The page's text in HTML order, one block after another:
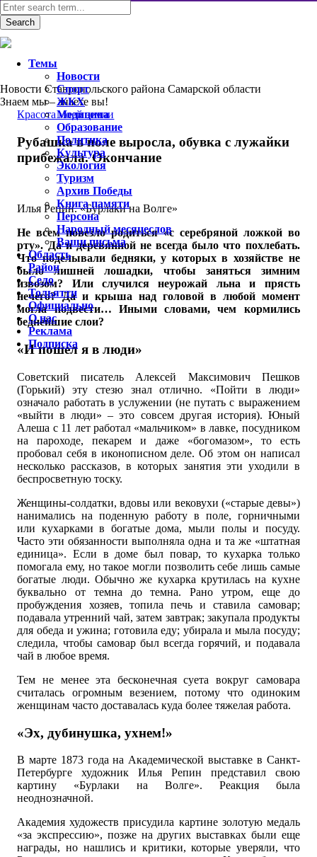
Новости Ставропольского района Самарской области
Знаем мы – знаете вы!
Красота моей земли
Рубашка в поле выросла, обувка с лужайки
прибежала. Окончание
Илья Репин. «Бурлаки на Волге»
Не всем повезло родиться «с серебряной ложкой во
рту». Да и деревянной не всегда было что похлебать.
Что поделывали бедняки, у которых в хозяйстве не
было лишней лошадки, чтобы заняться зимним
извозом? Или случился неурожай льна и прясть
нечего? Да и крыша над головой в любой момент
могла подвести… Иными словами, чем кормились
беднейшие слои?
«И пошел я в люди»
Советский писатель Алексей Максимович Пешков
(Горький) эту стезю знал отлично. «Пойти в люди»
означало работать в услужении (не путать с выражением
«выйти в люди» – это совсем другая история). Юный
Алеша с 11 лет работал «мальчиком» в лавке, посудником
на пароходе, пекарем и даже «богомазом», то есть
пробовал себя в иконописном деле. Об этом он написал
несколько рассказов, в которых занятия эти уходили в
беспросветную тоску.
Женщины-солдатки, вдовы или вековухи («старые девы»)
нанимались на поденную работу в поле, горничными
или кухарками в богатые дома, мыли полы и посуду.
Часто эти обязанности выполняла одна и та же «штатная
единица». Если в доме был повар, то кухарка только
помогала ему, но такое могли позволить себе лишь самые
богатые люди. Обычно же кухарка крутилась на кухне
буквально от темна до темна. Рано утром, еще до
пробуждения хозяев, топила печь и ставила самовар;
подавала утренний чай, затем завтрак; закупала продукты
для обеда и ужина; готовила еду; убирала и мыла посуду;
следила, чтобы самовар был всегда горячий, и подавала
чай в любое время.
Тем не менее эта бесконечная суета вокруг самовара
считалась огромным везением, потому что одиноким
женщинам часто доставалась куда более тяжелая работа.
«Эх, дубинушка, ухнем!»
В марте 1873 года на Академической выставке в Санкт-
Петербурге художник Илья Репин представил свою
картину «Бурлаки на Волге». Реакция была
неоднозначной.
Академия художеств присудила картине золотую медаль
«за экспрессию», позже на других выставках были еще
награды, но нашлись и критики, которые уверяли, что
Темы
Новости
Спорт
ЖКХ
Медицина
Образование
Политика
Культура
Экология
Туризм
Архив Победы
Книга памяти
Персона
Народный месяцеслов
Ваши письма
Область
Район
Село
Тольятти
Официально
О нас
Реклама
Подписка